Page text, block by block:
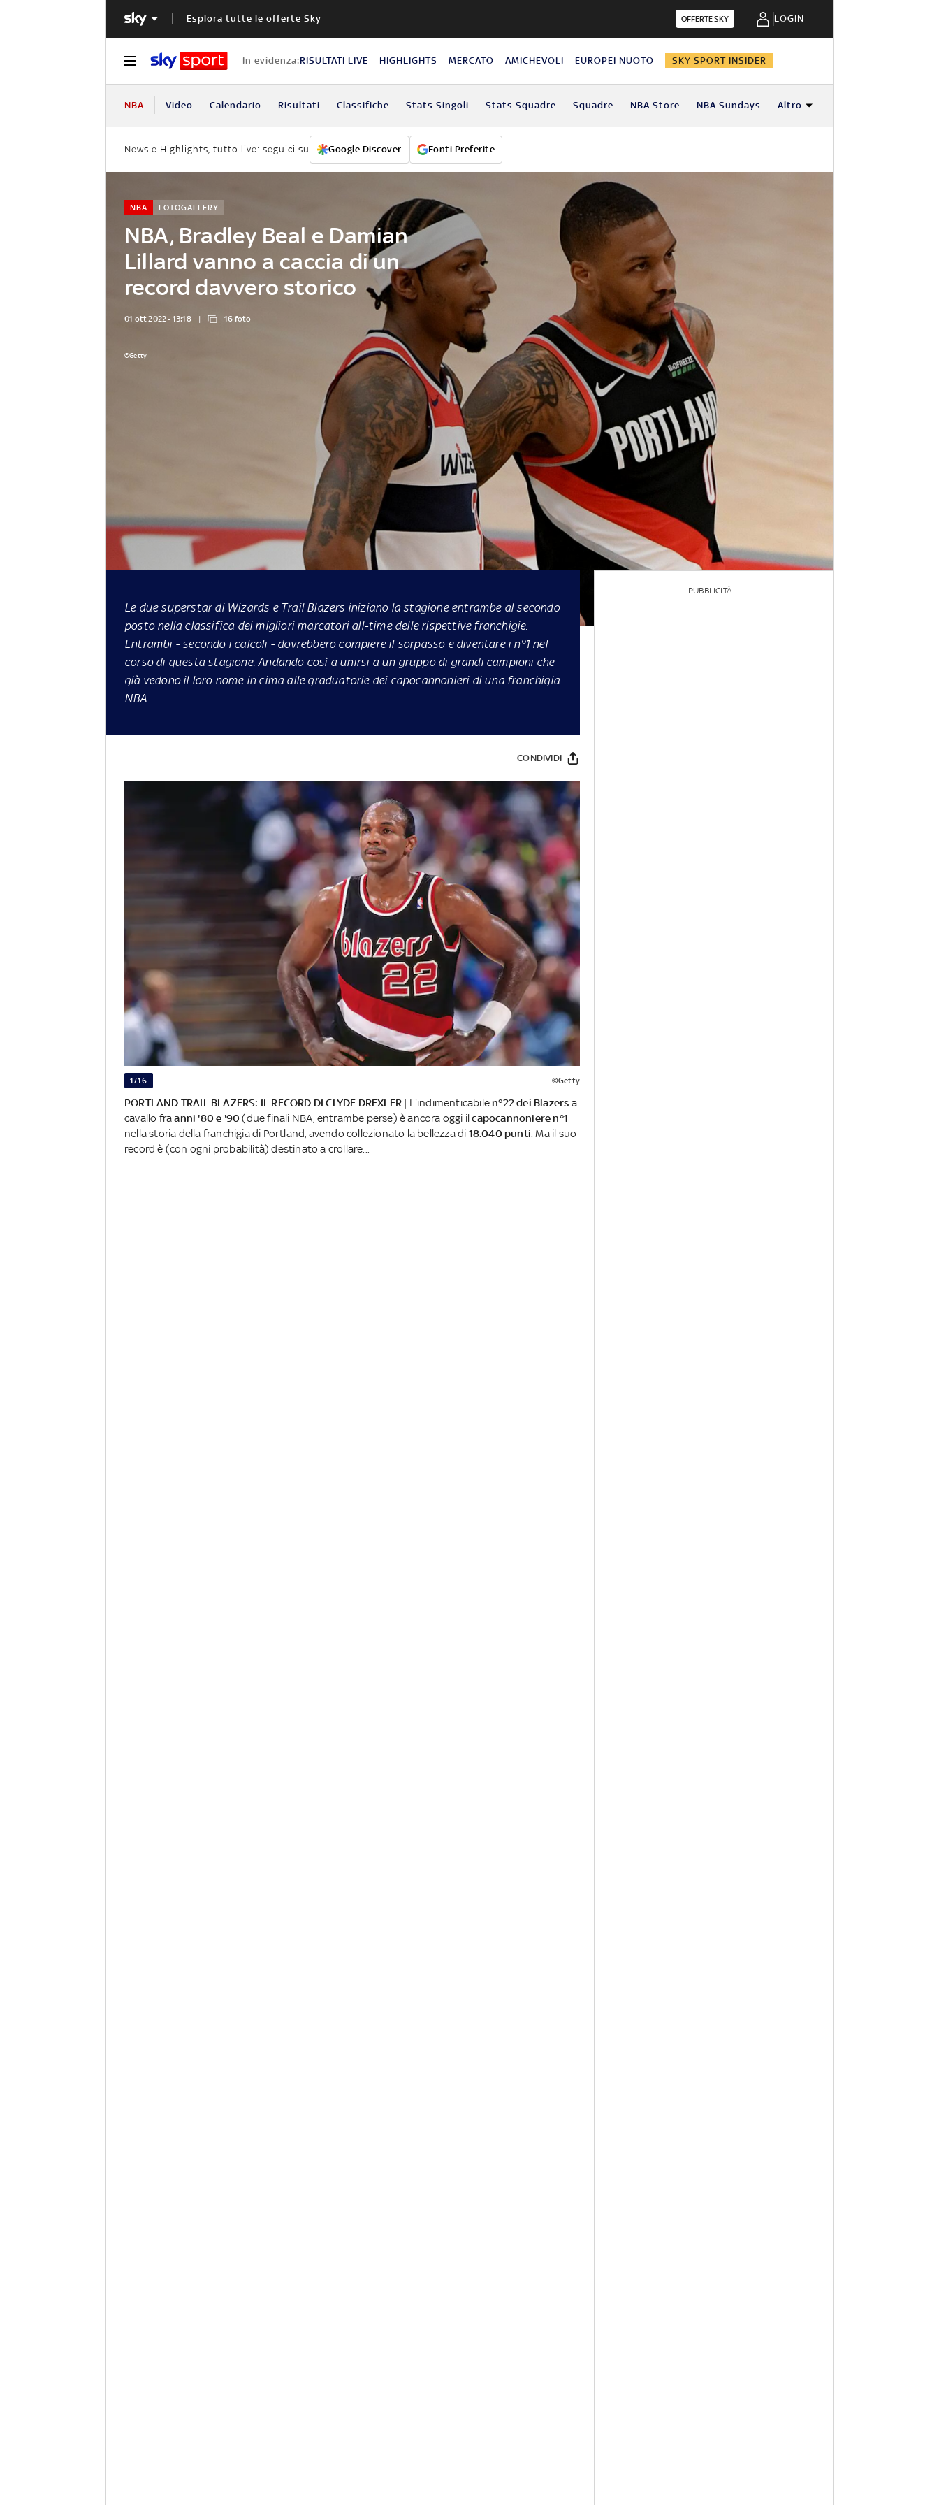
Esplora tutte le offerte Sky OFFERTE SKY LOGIN
In evidenza:RISULTATI LIVE HIGHLIGHTS MERCATO AMICHEVOLI EUROPEI NUOTO SKY SPORT INSIDER
NBA Video Calendario Risultati Classifiche Stats Singoli Stats Squadre Squadre NBA Store NBA Sundays Altro
News e Highlights, tutto live: seguici su Google Discover Fonti Preferite
NBA, Bradley Beal e Damian
Lillard vanno a caccia di un
record davvero storico
NBA FOTOGALLERY
01 ott 2022 - 13:18 16 foto
©Getty
Le due superstar di Wizards e Trail Blazers iniziano la stagione entrambe al secondo
posto nella classifica dei migliori marcatori all-time delle rispettive franchigie.
Entrambi - secondo i calcoli - dovrebbero compiere il sorpasso e diventare i n°1 nel
corso di questa stagione. Andando così a unirsi a un gruppo di grandi campioni che
già vedono il loro nome in cima alle graduatorie dei capocannonieri di una franchigia
NBA
CONDIVIDI
1/16 ©Getty
PORTLAND TRAIL BLAZERS: IL RECORD DI CLYDE DREXLER | L'indimenticabile n°22 dei Blazers a
cavallo fraanni '80 e '90(due finali NBA, entrambe perse) è ancora oggi ilcapocannoniere n°1
nella storia della franchigia di Portland, avendo collezionato la bellezza di 18.040 punti. Ma il suo
record è (con ogni probabilità) destinato a crollare...
PUBBLICITÀ